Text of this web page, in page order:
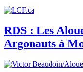
RDS : Les
Argonauts à